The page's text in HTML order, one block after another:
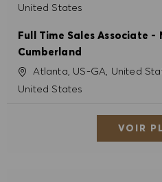
United States
Full Time Sales Associate -
Cumberland
SiteAtlanta, US-GA, United
United States
VOIR